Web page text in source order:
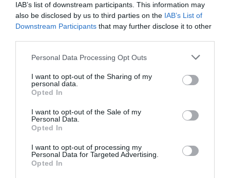
IAB’s list of downstream participants. This information may
also be disclosed by us to third parties on the IAB’s List of
Downstream Participants that may further disclose it to other
Personal Data Processing Opt Outs
I want to opt-out of the Sharing of my
personal data.
Opted In
I want to opt-out of the Sale of my
Personal Data.
Opted In
I want to opt-out of processing my
Personal Data for Targeted Advertising.
Opted In
Índex 2P
Inversión pública
Publicidad
2Playbook Club2P